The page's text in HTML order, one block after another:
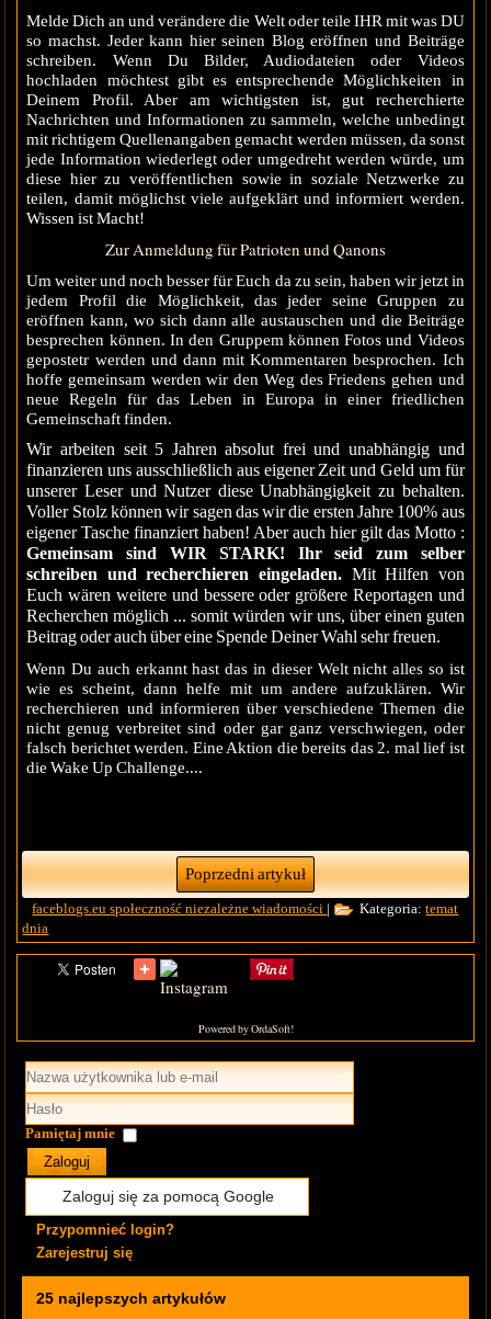
Melde Dich an und verändere die Welt oder teile IHR mit was DU
so machst. Jeder kann hier seinen Blog eröffnen und Beiträge
schreiben. Wenn Du Bilder, Audiodateien oder Videos
hochladen möchtest gibt es entsprechende Möglichkeiten in
Deinem Profil. Aber am wichtigsten ist, gut recherchierte
Nachrichten und Informationen zu sammeln, welche unbedingt
mit richtigem Quellenangaben gemacht werden müssen, da sonst
jede Information wiederlegt oder umgedreht werden würde, um
diese hier zu veröffentlichen sowie in soziale Netzwerke zu
teilen, damit möglichst viele aufgeklärt und informiert werden.
Wissen ist Macht!
Zur Anmeldung für Patrioten und Qanons
Um weiter und noch besser für Euch da zu sein, haben wir jetzt in
jedem Profil die Möglichkeit, das jeder seine Gruppen zu
eröffnen kann, wo sich dann alle austauschen und die Beiträge
besprechen können. In den Gruppem können Fotos und Videos
gepostetr werden und dann mit Kommentaren besprochen. Ich
hoffe gemeinsam werden wir den Weg des Friedens gehen und
neue Regeln für das Leben in Europa in einer friedlichen
Gemeinschaft finden.
Wir arbeiten seit 5 Jahren absolut frei und unabhängig und
finanzieren uns ausschließlich aus eigener Zeit und Geld um für
unserer Leser und Nutzer diese Unabhängigkeit zu behalten.
Voller Stolz können wir sagen das wir die ersten Jahre 100% aus
eigener Tasche finanziert haben! Aber auch hier gilt das Motto :
Gemeinsam sind WIR STARK! Ihr seid zum selber
schreiben und recherchieren eingeladen. Mit Hilfen von
Euch wären weitere und bessere oder größere Reportagen und
Recherchen möglich ... somit würden wir uns, über einen guten
Beitrag oder auch über eine Spende Deiner Wahl sehr freuen.
Wenn Du auch erkannt hast das in dieser Welt nicht alles so ist
wie es scheint, dann helfe mit um andere aufzuklären. Wir
recherchieren und informieren über verschiedene Themen die
nicht genug verbreitet sind oder gar ganz verschwiegen, oder
falsch berichtet werden. Eine Aktion die bereits das 2. mal lief ist
die Wake Up Challenge....
Poprzedni artykuł
faceblogs.euspołecznośćniezależne wiadomości | Kategoria:temat
dnia
Powered by OrdaSoft!
Pamiętaj mnie
Zaloguj
Zaloguj się za pomocą Google
Przypomnieć login?
Zarejestruj się
25 najlepszych artykułów